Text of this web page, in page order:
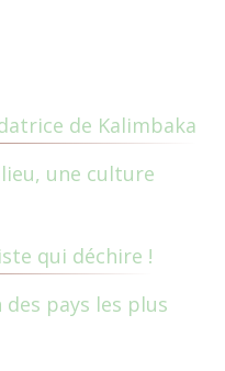
de Kalimbaka
une culture
qui déchire !
des pays les plus